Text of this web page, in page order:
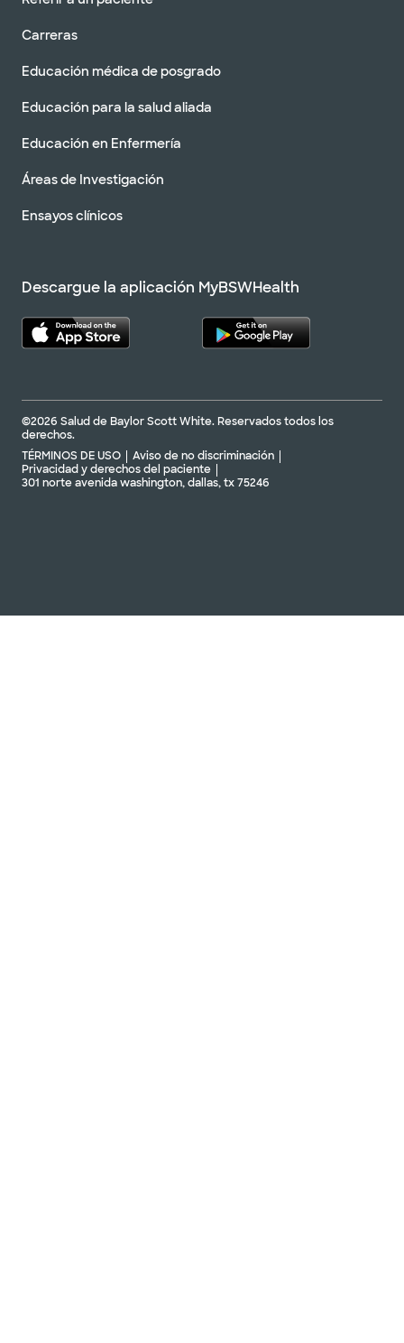
Carreras
Educación médica de posgrado
Educación para la salud aliada
Educación en Enfermería
Áreas de Investigación
Ensayos clínicos
Descargue la aplicación MyBSWHealth
©2026 Salud de Baylor Scott White. Reservados todos los
derechos.
TÉRMINOS DE USO
Aviso de no discriminación
Privacidad y derechos del paciente
301 norte avenida washington, dallas, tx 75246